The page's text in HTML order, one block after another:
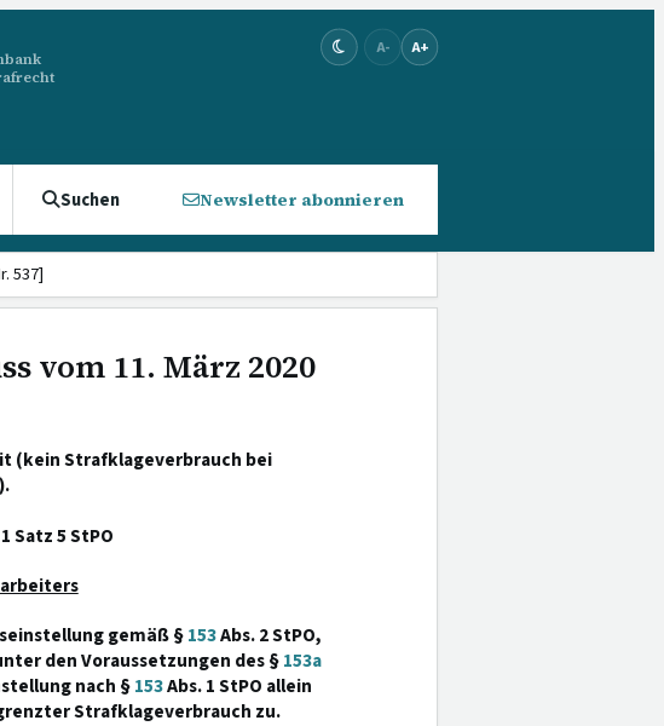
A- A+
Suchen Newsletter abonnieren
537]
vom 11. März 2020
(kein Strafklageverbrauch bei
Satz 5 StPO
gemäß §153Abs. 2 StPO,
den Voraussetzungen des §153a
nach §153Abs. 1 StPO allein
Strafklageverbrauch zu.